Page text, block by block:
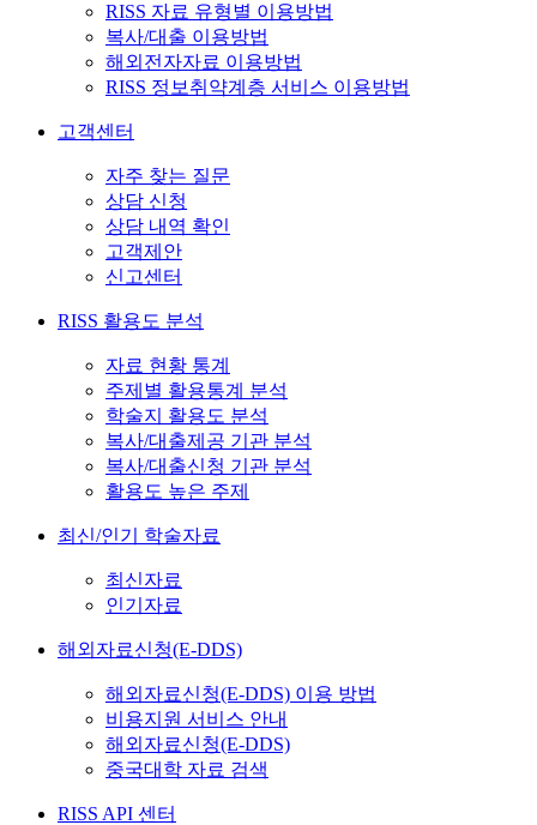
RISS 자료 유형별 이용방법
복사/대출 이용방법
해외전자자료 이용방법
RISS 정보취약계층 서비스 이용방법
고객센터
자주 찾는 질문
상담 신청
상담 내역 확인
고객제안
신고센터
RISS 활용도 분석
자료 현황 통계
주제별 활용통계 분석
학술지 활용도 분석
복사/대출제공 기관 분석
복사/대출신청 기관 분석
활용도 높은 주제
최신/인기 학술자료
최신자료
인기자료
해외자료신청(E-DDS)
해외자료신청(E-DDS) 이용 방법
비용지원 서비스 안내
해외자료신청(E-DDS)
중국대학 자료 검색
RISS API 센터